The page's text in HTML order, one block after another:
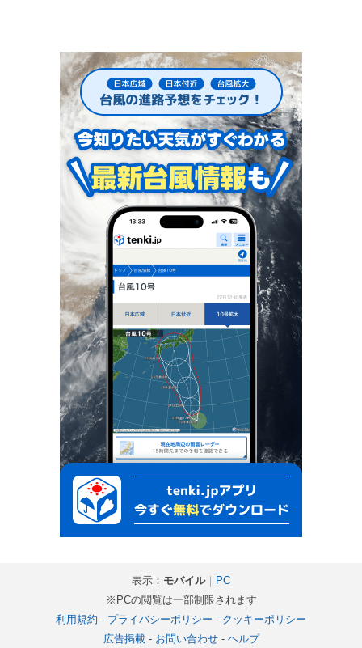
表示： モバイル｜ PC
※PCの閲覧は一部制限されます
利用規約 - プライバシーポリシー - クッキーポリシー
広告掲載- お問い合わせ- ヘルプ